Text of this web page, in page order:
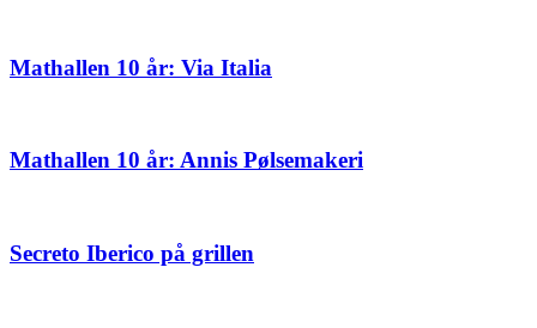
Mathallen 10 år: Via Italia
Mathallen 10 år: Annis Pølsemakeri
Secreto Iberico på grillen